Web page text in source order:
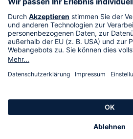
Im TV
HSE International